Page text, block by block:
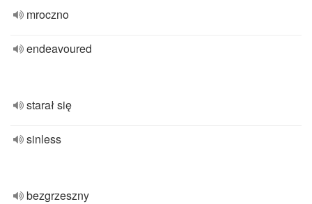
mroczno
endeavoured
starał się
sinless
bezgrzeszny